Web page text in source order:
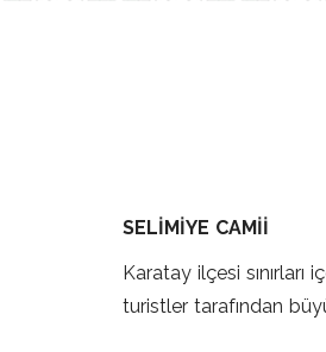
SELİMİYE CAMİİ
Karatay ilçesi
turistler tarafından